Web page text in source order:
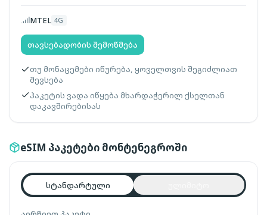
MTEL 4G
თავსებადობის შემოწმება
თუ მონაცემები იწურება, ყოველთვის შეგიძლიათ
შევსება
პაკეტის ვადა იწყება მხარდაჭერილ ქსელთან
დაკავშირებისას
eSIM პაკეტები მონტენეგროში
სტანდარტული